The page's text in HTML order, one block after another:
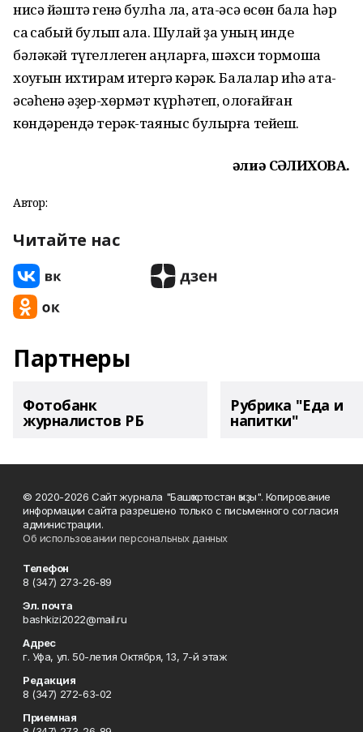
нисә йәштә генә булһа ла, ата-әсә өсөн бала һәр
саҡ сабый булып ҡала. Шулай ҙа уның инде
бәләкәй түгеллеген аңларға, шәхси тормошҡа
хоҡуғын ихтирам итергә кәрәк. Балалар иһә ата-
әсәһенә ҡәҙер-хөрмәт күрһәтеп, олоғайған
көндәрендә терәк-таяныс булырға тейеш.
Ғәлиә СӘЛИХОВА.
Автор:
Читайте нас
Партнеры
Фотобанк
журналистов РБ
Рубрика "Еда и
напитки"
© 2020-2026 Сайт журнала "Башҡортостан ҡыҙы". Копирование
информации сайта разрешено только с письменного согласия
администрации.
Об использовании персональных данных
Телефон
8 (347) 273-26-89
Эл. почта
bashkizi2022@mail.ru
Адрес
г. Уфа, ул. 50-летия Октября, 13, 7-й этаж
Редакция
8 (347) 272-63-02
Приемная